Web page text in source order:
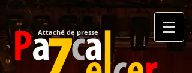
Attaché de presse​